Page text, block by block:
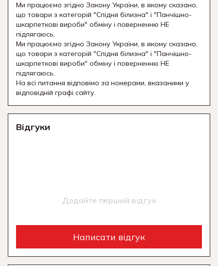
Ми працюємо згідно Закону України, в якому сказано,
що товари з категорій "Спідня білизна" і "Панчішно-
шкарпеткові вироби" обміну і поверненню НЕ
підлягаюсь.
Ми працюємо згідно Закону України, в якому сказано,
що товари з категорій "Спідня білизна" і "Панчішно-
шкарпеткові вироби" обміну і поверненню НЕ
підлягаюсь.
На всі питання відповімо за номерами, вказаними у
відповідній графі сайту.
Відгуки
Додайте перший відгук
Написати відгук